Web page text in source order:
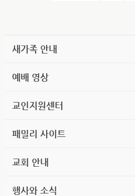
새가족 안내
예배 영상
교인지원센터
패밀리 사이트
교회 안내
행사와 소식